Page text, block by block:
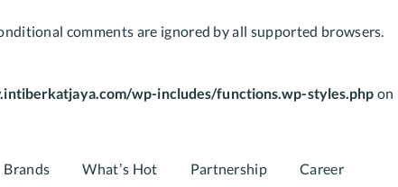
comments are ignored by all supported browsers.
wp-includes/functions.wp-styles.php on
Brands What’s Hot Partnership Career